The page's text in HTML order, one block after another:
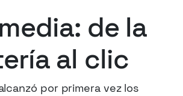
de la
al clic
por primera vez los